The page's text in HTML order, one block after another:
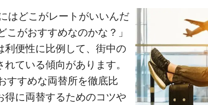
はどこがレートがいいんだ
がおすすめなのかな？」
利便性に比例して、街中の
ている傾向があります。
すすめな両替所を徹底比
に両替するためのコツや